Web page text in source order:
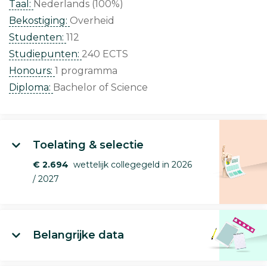
Taal: Nederlands (100%)
Bekostiging: Overheid
Studenten: 112
Studiepunten: 240 ECTS
Honours: 1 programma
Diploma: Bachelor of Science
Toelating & selectie
€ 2.694 wettelijk collegegeld in 2026
/ 2027
Belangrijke data